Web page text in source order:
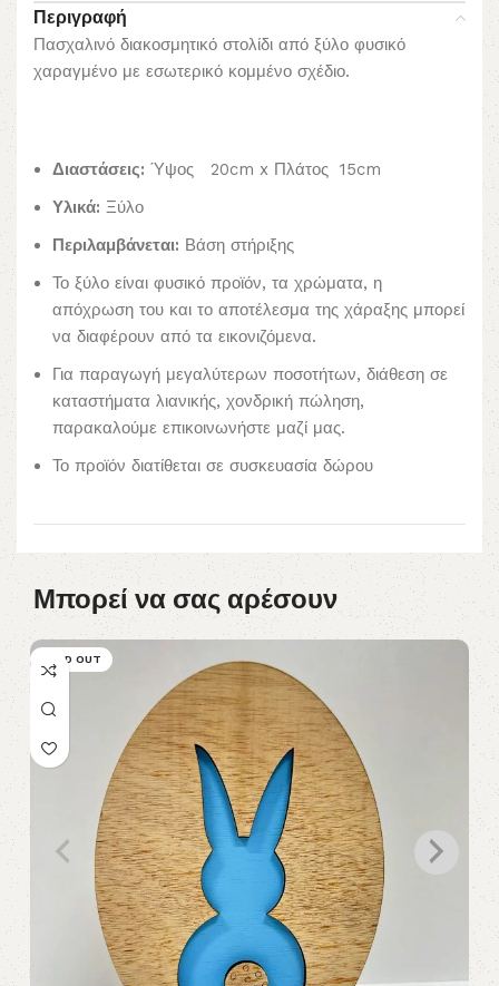
Περιγραφή
Πασχαλινό διακοσμητικό στολίδι από ξύλο φυσικό
χαραγμένο με εσωτερικό κομμένο σχέδιο.
Διαστάσεις: Ύψος 20cm x Πλάτος 15cm
Υλικά: Ξύλο
Περιλαμβάνεται: Βάση στήριξης
Το ξύλο είναι φυσικό προϊόν, τα χρώματα, η
απόχρωση του και το αποτέλεσμα της χάραξης μπορεί
να διαφέρουν από τα εικονιζόμενα.
Για παραγωγή μεγαλύτερων ποσοτήτων, διάθεση σε
καταστήματα λιανικής, χονδρική πώληση,
παρακαλούμε επικοινωνήστε μαζί μας.
Το προϊόν διατίθεται σε συσκευασία δώρου
Μπορεί να σας αρέσουν
SOLD OUT